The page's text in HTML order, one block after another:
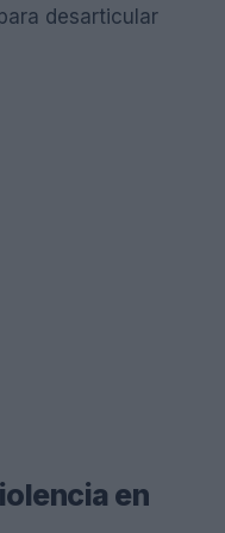
desarticular
en